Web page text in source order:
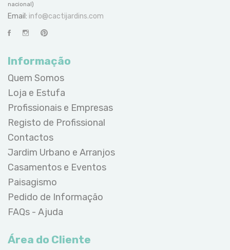
nacional)
Email: info@cactijardins.com
Informação
Quem Somos
Loja e Estufa
Profissionais e Empresas
Registo de Profissional
Contactos
Jardim Urbano e Arranjos
Casamentos e Eventos
Paisagismo
Pedido de Informação
FAQs - Ajuda
Área do Cliente